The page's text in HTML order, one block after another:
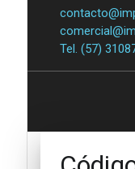
Tel. (57)